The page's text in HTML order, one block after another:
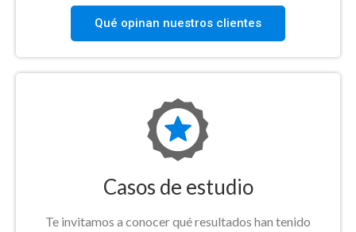
Qué opinan nuestros clientes
Casos de estudio
Te invitamos a conocer qué resultados han tenido